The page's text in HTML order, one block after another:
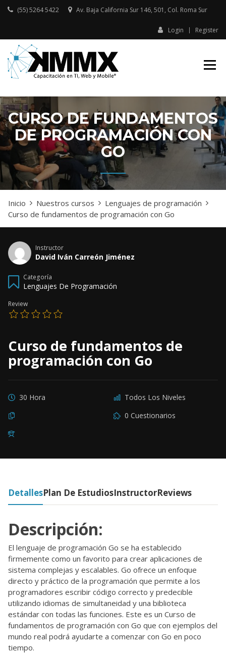
Skip
(55) 5264 5422 Av. Baja California Sur 146, 501, Col. Roma Sur​
Login Register
CAPACITACIÓN
CURSO DE FUNDAMENTOS
DE PROGRAMACIÓN CON
GO
Inicio Nuestros cursos
Lenguajes de programación
Curso de fundamentos de programación con Go
Instructor
David Iván Carreón Jiménez
Categoría
Lenguajes De Programación
Review
Curso de fundamentos de
programación con Go
30 Hora
Todos Los Niveles
0 Cuestionarios
DetallesPlan De EstudiosInstructorReviews
Descripción:
El lenguaje de programación Go se ha establecido
firmemente como un favorito para crear aplicaciones de
sistema complejas y escalables. Go ofrece un enfoque
directo y práctico de la programación que permite a los
programadores escribir código correcto y predecible
utilizando idiomas de simultaneidad y una biblioteca
estándar con todas las funciones. Este es un Curso de
fundamentos de programación con Go que con ejemplos del
mundo real podrá ayudarte a comenzar con Go en poco
tiempo.